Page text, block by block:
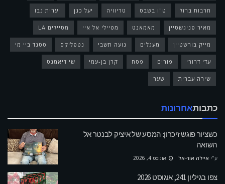
חרבות ברזל ט"ו בשבט טריוויה יעל כגן יערית נבו
מאיר פניגשטיין מאמאנט מטיילי אל איי מטיילים LA
מייק בורשטיין מעגלים נועה תשבי נטפליקס סטנד ביי מי
עדי דרורי פורים פסח קרן בן-עמי שי דיאמנט
שירה עברית שער
כתבותאחרונות
כשציור פוגש זיכרון: המסע של איציק לבנטר אל
השואה
ע"י איילה אור-אל אוגוסט 4, 2026
צפו בגיליון 241, אוגוסט 2026